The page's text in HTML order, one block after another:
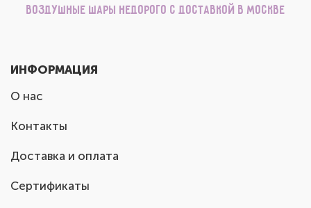
Воздушные шары недорого с доставкой в Москве
ИНФОРМАЦИЯ
О нас
Контакты
Доставка и оплата
Сертификаты